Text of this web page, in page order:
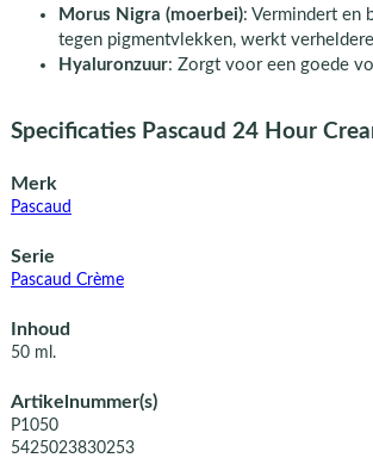
Morus Nigra (moerbei): Vermindert en
tegen pigmentvlekken, werkt
Hyaluronzuur: Zorgt voor een goede
Specificaties Pascaud 24 Hour
Merk
Pascaud
Serie
Pascaud Crème
Inhoud
50 ml.
Artikelnummer(s)
P1050
5425023830253